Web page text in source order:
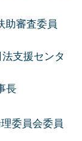
助審査委員
支援センタ
長
委員会委員